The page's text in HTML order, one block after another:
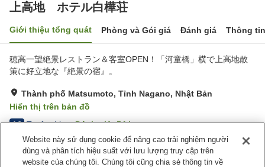
上高地 ホテル白樺荘
Giới thiệu tổng quát Phòng và Gói giá Đánh giá Thông
穂高一望絶景レストラン＆客室OPEN！「河童橋」横で上高地散
策に好立地な『絶景の宿』。
Thành phố Matsumoto, Tỉnh Nagano, Nhật Bản
Hiển thị trên bản đồ
4.3 Tuyệt vời Đánh giá:54lượt
Tiện nghi chỗ nghỉ
Website này sử dụng cookie để nâng cao trải nghiệm người
dùng và phân tích hiệu suất với lưu lượng truy cập trên
website của chúng tôi. Chúng tôi cũng chia sẻ thông tin về